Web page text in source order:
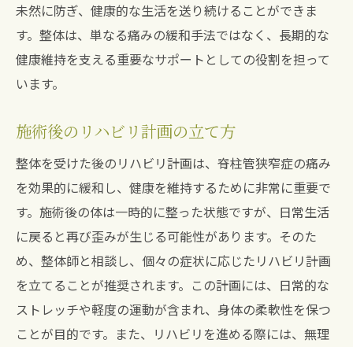
未然に防ぎ、健康的な生活を送り続けることができま
す。整体は、単なる痛みの緩和手法ではなく、長期的な
健康維持を支える重要なサポートとしての役割を担って
います。
施術後のリハビリ計画の立て方
整体を受けた後のリハビリ計画は、脊柱管狭窄症の痛み
を効果的に緩和し、健康を維持するために非常に重要で
す。施術後の体は一時的に整った状態ですが、日常生活
に戻ると再び歪みが生じる可能性があります。そのた
め、整体師と相談し、個々の症状に応じたリハビリ計画
を立てることが推奨されます。この計画には、日常的な
ストレッチや軽度の運動が含まれ、身体の柔軟性を保つ
ことが目的です。また、リハビリを進める際には、無理